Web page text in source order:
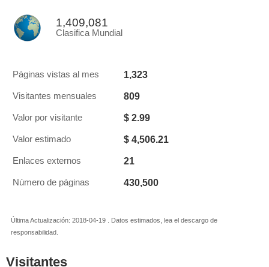
1,409,081
Clasifica Mundial
Páginas vistas al mes 1,323
Visitantes mensuales 809
Valor por visitante $ 2.99
Valor estimado $ 4,506.21
Enlaces externos 21
Número de páginas 430,500
Última Actualización: 2018-04-19 . Datos estimados, lea el descargo de
responsabilidad.
Visitantes